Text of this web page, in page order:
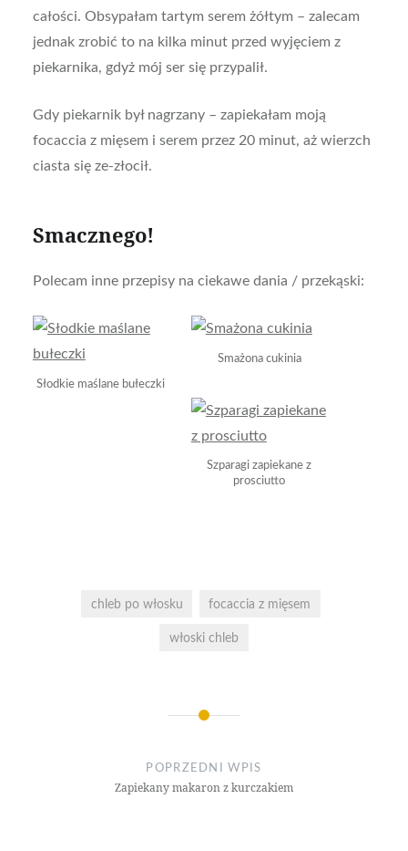
całości. Obsypałam tartym serem żółtym – zalecam
jednak zrobić to na kilka minut przed wyjęciem z
piekarnika, gdyż mój ser się przypalił.
Gdy piekarnik był nagrzany – zapiekałam moją
focaccia z mięsem i serem przez 20 minut, aż wierzch
ciasta się ze-złocił.
Smacznego!
Polecam inne przepisy na ciekawe dania / przekąski:
Słodkie maślane bułeczki
Smażona cukinia
Szparagi zapiekane z
prosciutto
chleb po włosku focaccia z mięsem
włoski chleb
POPRZEDNI WPIS
Zapiekany makaron z kurczakiem